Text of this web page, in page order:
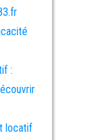
:
locatif